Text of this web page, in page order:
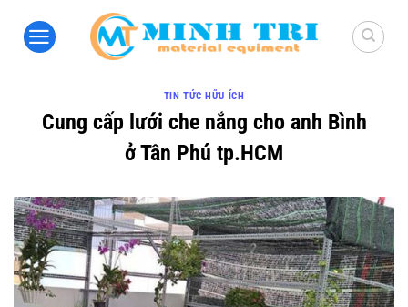
TIN TỨC HỮU ÍCH
Cung cấp lưới che nắng cho anh Bình
ở Tân Phú tp.HCM